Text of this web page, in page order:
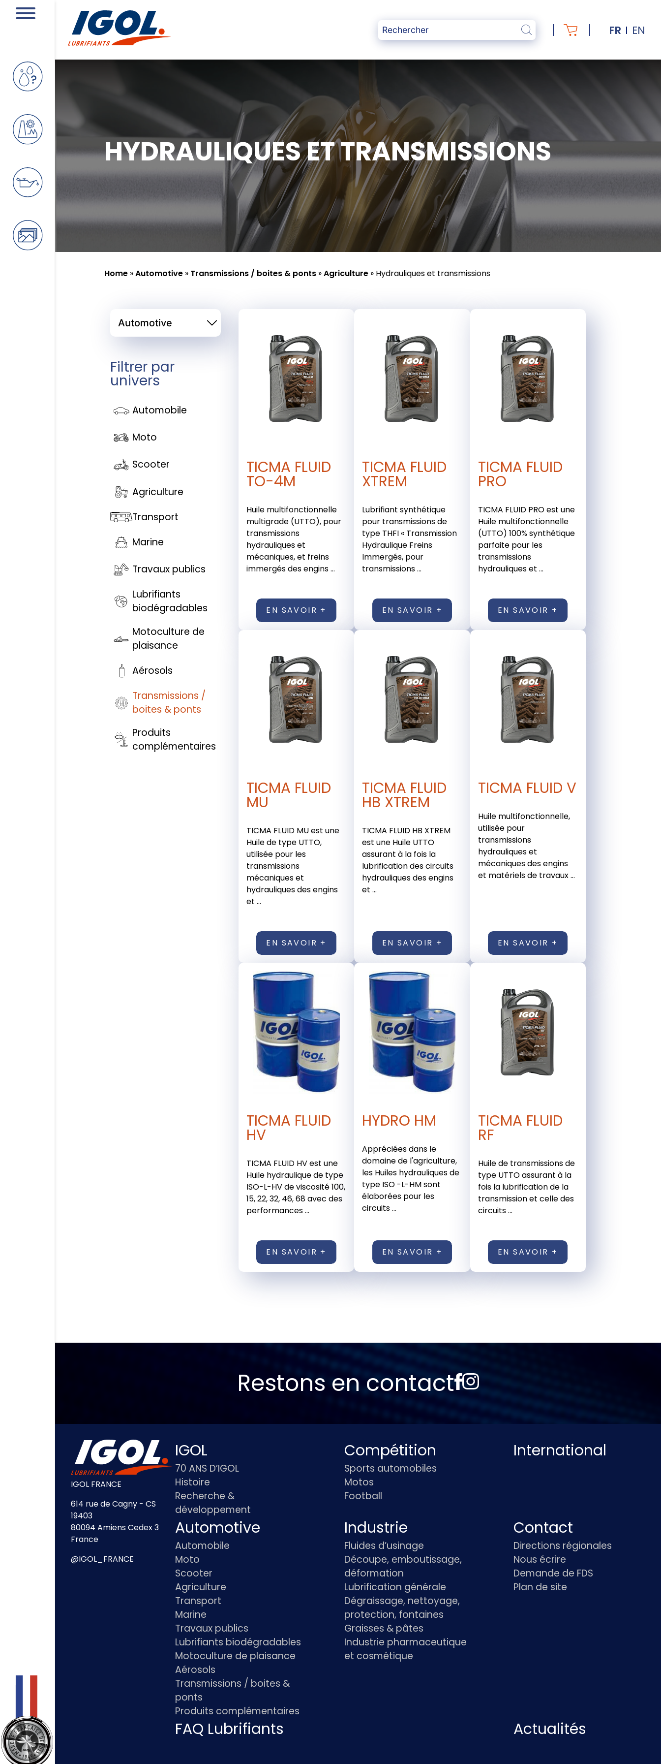
FR EN
HYDRAULIQUES ET TRANSMISSIONS
Home »Automotive » Transmissions / boites & ponts »Agriculture » Hydrauliques et transmissions
Filtrer par
univers
Automobile
Moto
Scooter
Agriculture
Transport
Marine
Travaux publics
Lubrifiants
biodégradables
Motoculture de
plaisance
Aérosols
Transmissions /
boites & ponts
Produits
complémentaires
TICMA FLUID
TO-4M
Huile multifonctionnelle
multigrade (UTTO), pour
transmissions
hydrauliques et
mécaniques, et freins
immergés des engins ...
EN SAVOIR +
TICMA FLUID
XTREM
Lubrifiant synthétique
pour transmissions de
type THFI « Transmission
Hydraulique Freins
Immergés, pour
transmissions ...
EN SAVOIR +
TICMA FLUID
PRO
TICMA FLUID PRO est une
Huile multifonctionnelle
(UTTO) 100% synthétique
parfaite pour les
transmissions
hydrauliques et ...
EN SAVOIR +
TICMA FLUID
MU
TICMA FLUID MU est une
Huile de type UTTO,
utilisée pour les
transmissions
mécaniques et
hydrauliques des engins
et ...
EN SAVOIR +
TICMA FLUID
HB XTREM
TICMA FLUID HB XTREM
est une Huile UTTO
assurant à la fois la
lubrification des circuits
hydrauliques des engins
et ...
EN SAVOIR +
TICMA FLUID V
Huile multifonctionnelle,
utilisée pour
transmissions
hydrauliques et
mécaniques des engins
et matériels de travaux ...
EN SAVOIR +
TICMA FLUID
HV
TICMA FLUID HV est une
Huile hydraulique de type
ISO-L-HV de viscosité 100,
15, 22, 32, 46, 68 avec des
performances ...
EN SAVOIR +
HYDRO HM
Appréciées dans le
domaine de l'agriculture,
les Huiles hydrauliques de
type ISO -L-HM sont
élaborées pour les
circuits ...
EN SAVOIR +
TICMA FLUID
RF
Huile de transmissions de
type UTTO assurant à la
fois la lubrification de la
transmission et celle des
circuits ...
EN SAVOIR +
Restons en contact
IGOL FRANCE
614 rue de Cagny - CS
19403
80094 Amiens Cedex 3
France
@IGOL_FRANCE
IGOL
70 ANS D’IGOL
Histoire
Recherche &
développement
Compétition
Sports automobiles
Motos
Football
International
Automotive
Automobile
Moto
Scooter
Agriculture
Transport
Marine
Travaux publics
Lubrifiants biodégradables
Motoculture de plaisance
Aérosols
Transmissions / boites &
ponts
Produits complémentaires
Industrie
Fluides d’usinage
Découpe, emboutissage,
déformation
Lubrification générale
Dégraissage, nettoyage,
protection, fontaines
Graisses & pâtes
Industrie pharmaceutique
et cosmétique
Contact
Directions régionales
Nous écrire
Demande de FDS
Plan de site
FAQ Lubrifiants Actualités